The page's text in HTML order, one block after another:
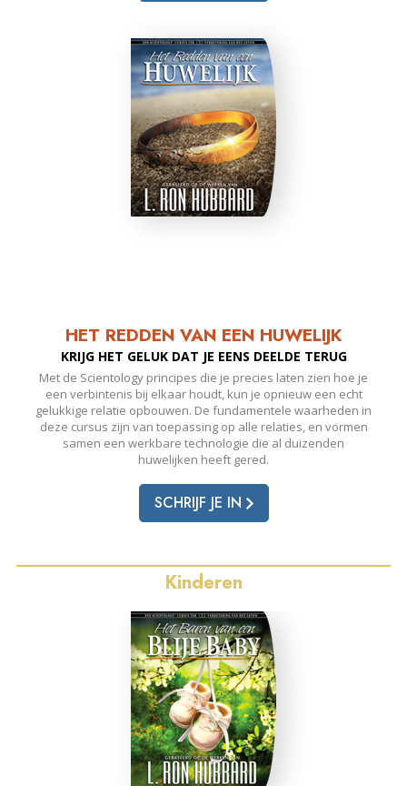
HET REDDEN VAN EEN HUWELIJK
KRIJG HET GELUK DAT JE EENS DEELDE TERUG
Met de Scientology principes die je precies laten zien hoe je
een verbintenis bij elkaar houdt, kun je opnieuw een echt
gelukkige relatie opbouwen. De fundamentele waarheden in
deze cursus zijn van toepassing op alle relaties, en vormen
samen een werkbare technologie die al duizenden
huwelijken heeft gered.
SCHRIJF JE IN
Kinderen